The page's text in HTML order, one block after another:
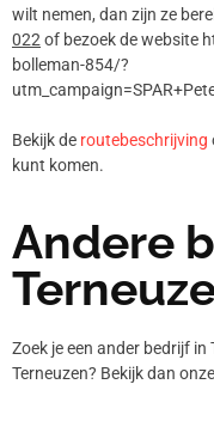
wilt nemen, dan zijn ze
022 of bezoek de website
bolleman-854/?
Bekijk de routebeschrijving
kunt komen.
Andere
Zoek je een ander bedrijf in
Terneuzen? Bekijk dan